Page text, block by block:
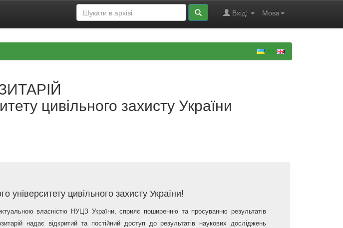
Мова
Вхід:
цивільного захисту України
цивільного захисту України!
власністю НУЦЗ України, сприяє поширенню та просуванню результатів
надає відкритий та постійний доступ до результатів наукових досліджень